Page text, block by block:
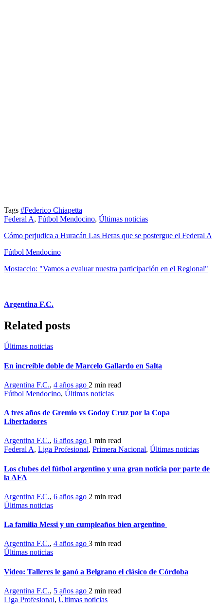
Tags #Federico Chiapetta
Federal A, Fútbol Mendocino, Últimas noticias
Cómo perjudica a Huracán Las Heras que se postergue el Federal A
Fútbol Mendocino
Mostaccio: "Vamos a evaluar nuestra participación en el Regional"
Argentina F.C.
Related posts
Últimas noticias
En increíble doble de Marcelo Gallardo en Salta
Argentina F.C., 4 años ago 2 min read
Fútbol Mendocino, Últimas noticias
A tres años de Gremio vs Godoy Cruz por la Copa
Libertadores
Argentina F.C., 6 años ago 1 min read
Federal A, Liga Profesional, Primera Nacional, Últimas noticias
Los clubes del fútbol argentino y una gran noticia por parte de
la AFA
Argentina F.C., 6 años ago 2 min read
Últimas noticias
La familia Messi y un cumpleaños bien argentino
Argentina F.C., 4 años ago 3 min read
Últimas noticias
Video: Talleres le ganó a Belgrano el clásico de Córdoba
Argentina F.C., 5 años ago 2 min read
Liga Profesional, Últimas noticias